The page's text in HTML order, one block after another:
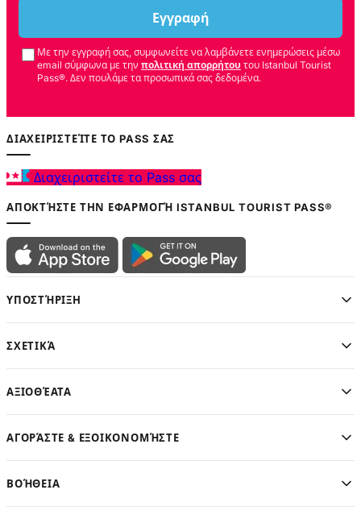
Εγγραφή
Με την εγγραφή σας, συμφωνείτε να λαμβάνετε ενημερώσεις μέσω
email σύμφωνα με την πολιτική απορρήτου του Istanbul Tourist
Pass®. Δεν πουλάμε τα προσωπικά σας δεδομένα.
ΔΙΑΧΕΙΡΙΣΤΕΊΤΕ ΤΟ PASS ΣΑΣ
Διαχειριστείτε το Pass σας
ΑΠΟΚΤΉΣΤΕ ΤΗΝ ΕΦΑΡΜΟΓΉ ISTANBUL TOURIST PASS®
ΥΠΟΣΤΉΡΙΞΗ
ΣΧΕΤΙΚΆ
ΑΞΙΟΘΈΑΤΑ
ΑΓΟΡΆΣΤΕ & ΕΞΟΙΚΟΝΟΜΉΣΤΕ
ΒΟΉΘΕΙΑ